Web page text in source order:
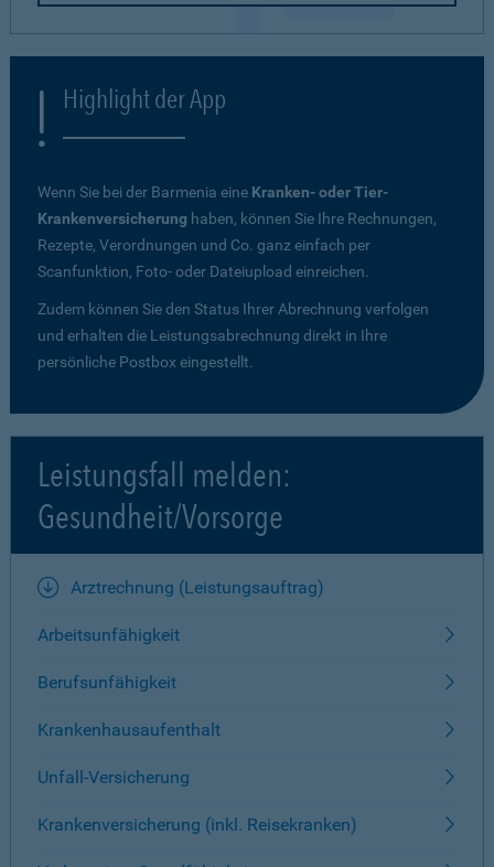
Highlight der App
Wenn Sie bei der Barmenia eine Kranken- oder Tier-
Krankenversicherung haben, können Sie Ihre Rechnungen,
Rezepte, Verordnungen und Co. ganz einfach per
Scanfunktion, Foto- oder Dateiupload einreichen.
Zudem können Sie den Status Ihrer Abrechnung verfolgen
und erhalten die Leistungsabrechnung direkt in Ihre
persönliche Postbox eingestellt.
Leistungsfall melden:
Gesundheit/Vorsorge
Arztrechnung (Leistungsauftrag)
Arbeitsunfähigkeit
Berufsunfähigkeit
Krankenhausaufenthalt
Unfall-Versicherung
Krankenversicherung (inkl. Reisekranken)